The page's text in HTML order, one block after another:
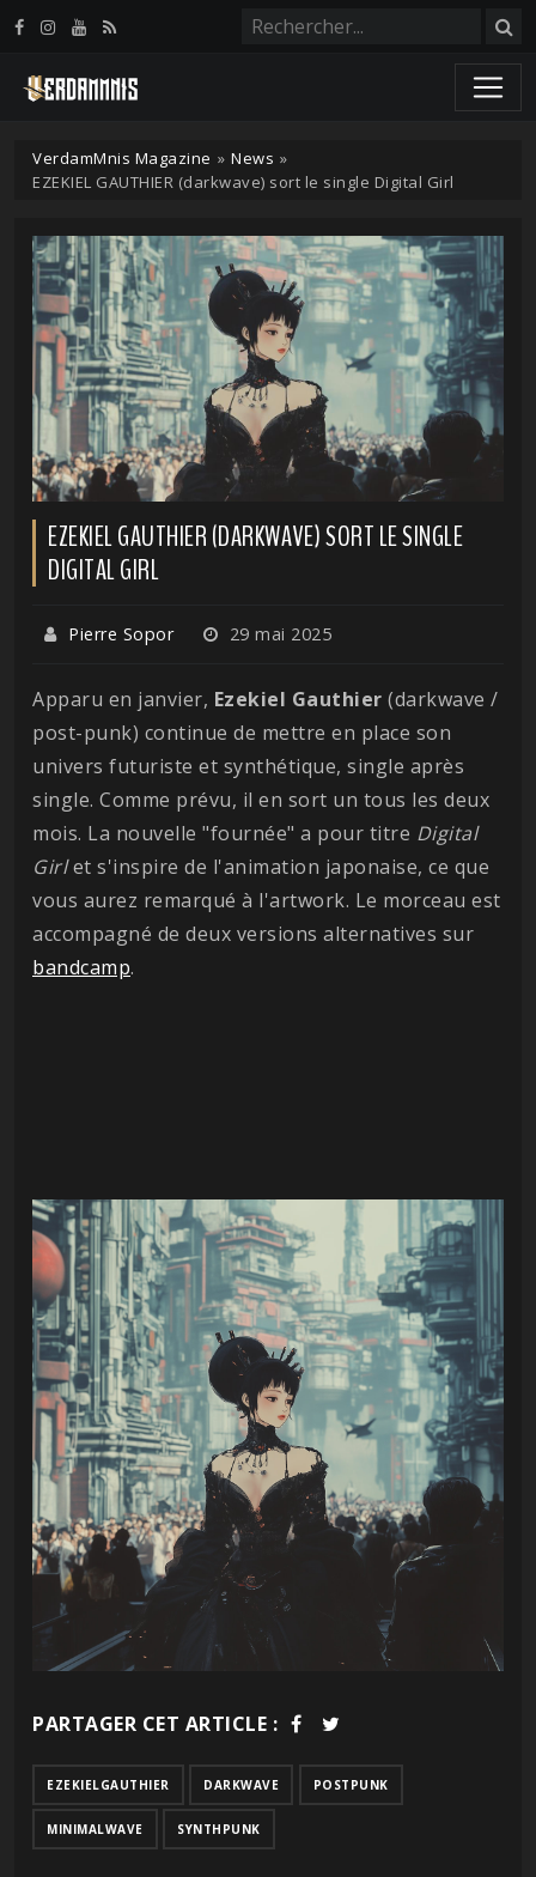
VerdamMnis Magazine » News »
EZEKIEL GAUTHIER (darkwave) sort le single Digital Girl
EZEKIEL GAUTHIER (DARKWAVE) SORT LE SINGLE
DIGITAL GIRL
Pierre Sopor 29 mai 2025
Apparu en janvier, Ezekiel Gauthier (darkwave /
post-punk) continue de mettre en place son
univers futuriste et synthétique, single après
single. Comme prévu, il en sort un tous les deux
mois. La nouvelle "fournée" a pour titre Digital
Girlet s'inspire de l'animation japonaise, ce que
vous aurez remarqué à l'artwork. Le morceau est
accompagné de deux versions alternatives sur
bandcamp.
PARTAGER CET ARTICLE :
EZEKIELGAUTHIER DARKWAVE POSTPUNK
MINIMALWAVE SYNTHPUNK
Panneau de gestion des cookies